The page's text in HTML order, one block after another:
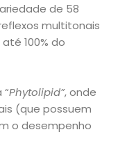
de 58
multitonais
100% do
Phytolipid”, onde
(que possuem
o desempenho